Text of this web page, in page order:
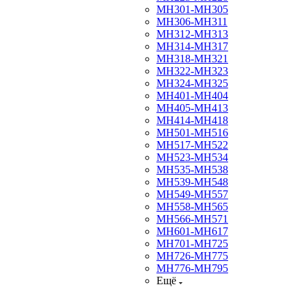
МН301-МН305
МН306-МН311
МН312-МН313
МН314-МН317
МН318-МН321
МН322-МН323
МН324-МН325
МН401-МН404
МН405-МН413
МН414-МН418
МН501-МН516
МН517-МН522
МН523-МН534
МН535-МН538
МН539-МН548
МН549-МН557
МН558-МН565
МН566-МН571
МН601-МН617
МН701-МН725
МН726-МН775
МН776-МН795
Ещё